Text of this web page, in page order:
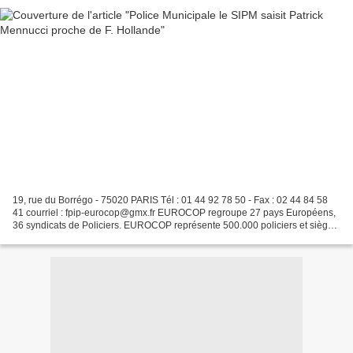
19, rue du Borrégo - 75020 PARIS Tél : 01 44 92 78 50 - Fax : 02 44 84 58
41 courriel : fpip-eurocop@gmx.fr EUROCOP regroupe 27 pays Européens,
36 syndicats de Policiers. EUROCOP représente 500.000 policiers et siège